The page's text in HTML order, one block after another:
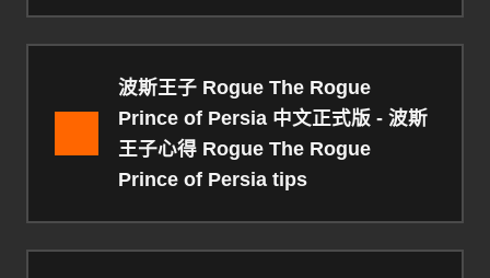
波斯王子 Rogue The Rogue
Prince of Persia 中文正式版 - 波斯
王子心得 Rogue The Rogue
Prince of Persia tips